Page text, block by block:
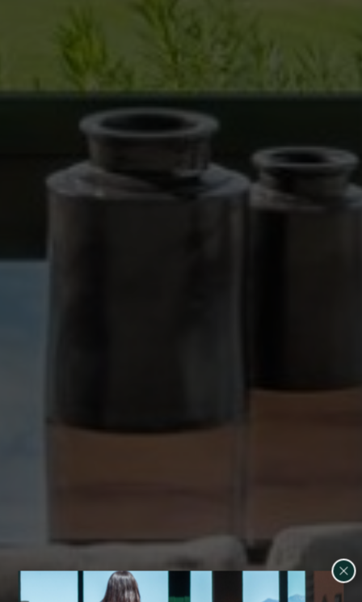
informació sobre les preferències i les eleccions personals
de l'usuari a través de l'observació continuada dels seus
hàbits de navegació. Gràcies a elles, podem conèixer els
hàbits de navegació al lloc web i mostrar publicitat
relacionada amb el perfil de navegació de l'usuari.